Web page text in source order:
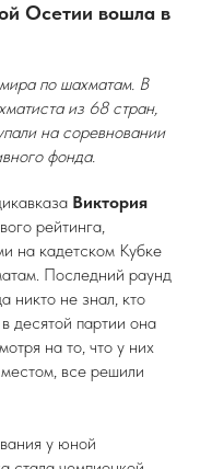
Осетии вошла в
по шахматам. В
из 68 стран,
на соревновании
фонда.
Виктория
рейтинга,
на кадетском Кубке
Последний раунд
никто не знал, кто
десятой партии она
на то, что у них
все решили
у юной